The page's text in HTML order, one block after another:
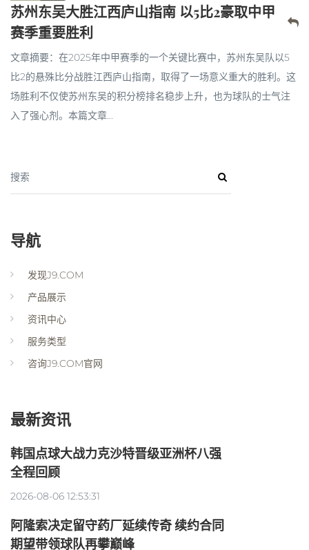
苏州东吴大胜江西庐山指南 以5比2豪取中甲
赛季重要胜利
文章摘要：在2025年中甲赛季的一个关键比赛中，苏州东吴队以5
比2的悬殊比分战胜江西庐山指南，取得了一场意义重大的胜利。这
场胜利不仅使苏州东吴的积分榜排名稳步上升，也为球队的士气注
入了强心剂。本篇文章...
搜索
导航
发现J9.COM
产品展示
资讯中心
服务类型
咨询J9.COM官网
最新资讯
韩国点球大战力克沙特晋级亚洲杯八强
全程回顾
2026-08-06 12:53:31
阿隆索决定留守药厂延续传奇 续约合同
期望带领球队再攀巅峰